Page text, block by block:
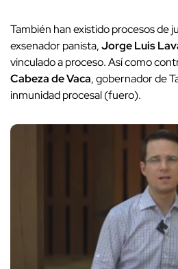
También han existido procesos de
exsenador panista,Jorge Luis
vinculado a proceso. Así como
Cabeza de Vaca, gobernador de
inmunidad procesal (fuero).